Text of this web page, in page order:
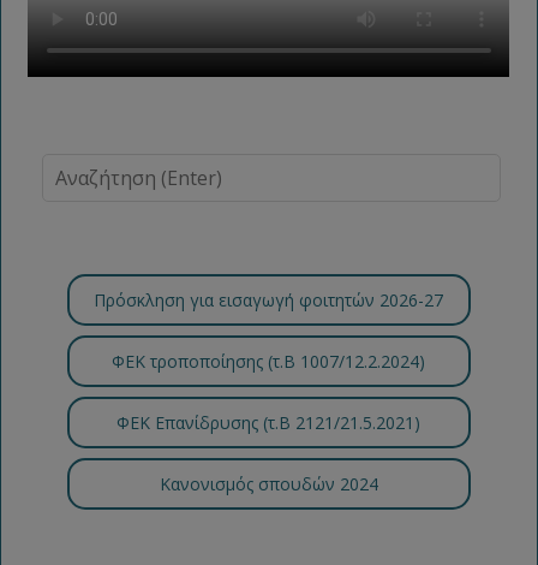
Πρόσκληση για εισαγωγή φοιτητών 2026-27
ΦΕΚ τροποποίησης (τ.B 1007/12.2.2024)
ΦΕΚ Επανίδρυσης (τ.Β 2121/21.5.2021)
Κανονισμός σπουδών 2024